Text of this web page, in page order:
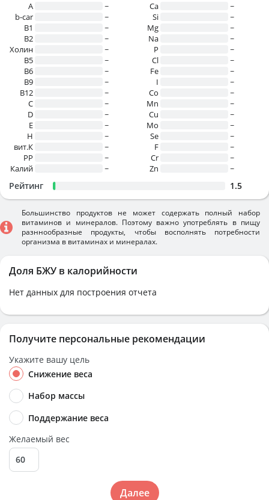
A
~
b-car
~
В1
~
B2
~
Холин
~
B5
~
B6
~
B9
~
B12
~
C
~
D
~
E
~
H
~
вит.К
~
PP
~
Калий
~
Ca
~
Si
~
Mg
~
Na
~
P
~
Cl
~
Fe
~
I
~
Co
~
Mn
~
Cu
~
Mo
~
Se
~
F
~
Cr
~
Zn
~
Рейтинг 1.5
Большинство продуктов не может содержать полный набор
витаминов и минералов. Поэтому важно употреблять в пищу
разннообразные продукты, чтобы восполнять потребности
организма в витаминах и минералах.
Доля БЖУ в калорийности
Нет данных для построения отчета
Получите персональные рекомендации
Укажите вашу цель
Снижение веса
Набор массы
Поддержание веса
Желаемый вес
Далее